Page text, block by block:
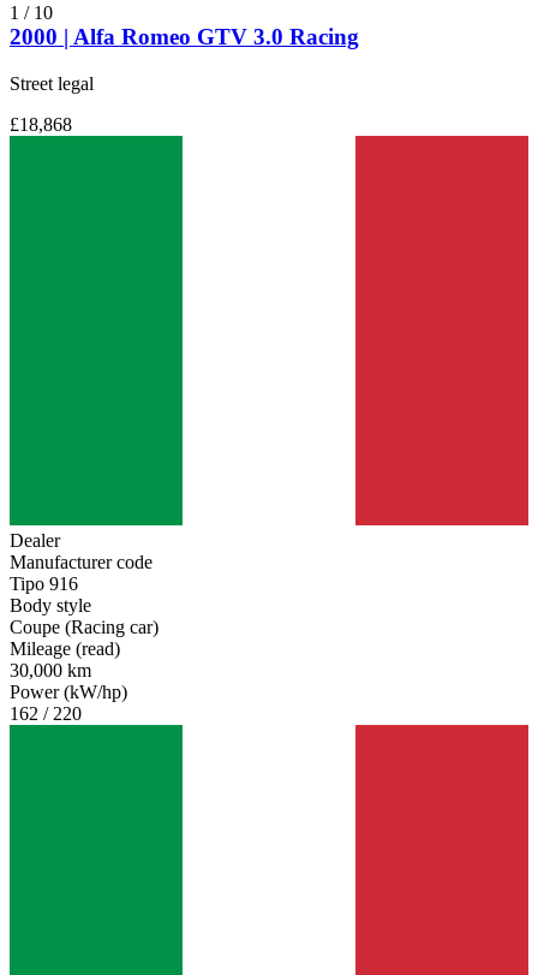
1 / 10
2000 | Alfa Romeo GTV 3.0 Racing
Street legal
£18,868
Dealer
Manufacturer code
Tipo 916
Body style
Coupe (Racing car)
Mileage (read)
30,000 km
Power (kW/hp)
162 / 220